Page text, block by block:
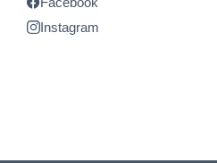
Instagram